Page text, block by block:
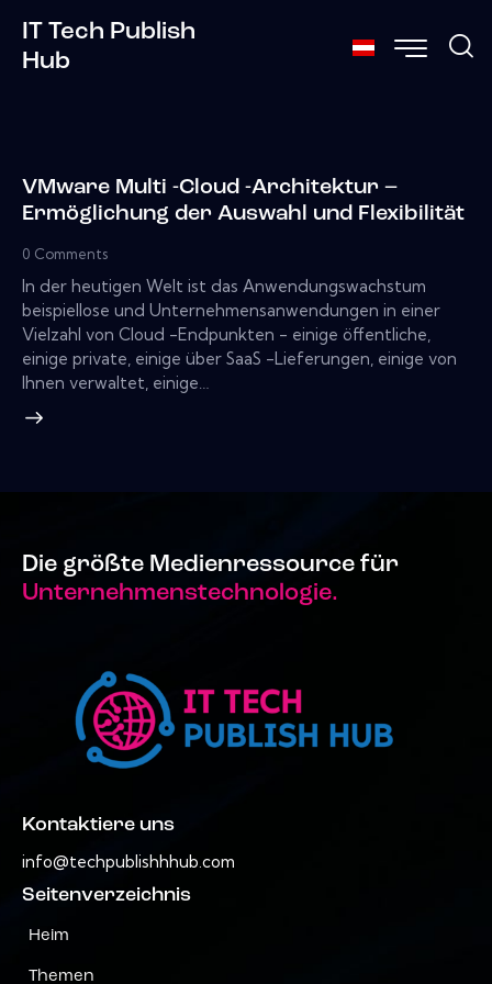
IT Tech Publish
Hub
VMware Multi -Cloud -Architektur –
Ermöglichung der Auswahl und Flexibilität
0 Comments
In der heutigen Welt ist das Anwendungswachstum
beispiellose und Unternehmensanwendungen in einer
Vielzahl von Cloud -Endpunkten - einige öffentliche,
einige private, einige über SaaS -Lieferungen, einige von
Ihnen verwaltet, einige…
Die größte Medienressource für
Unternehmenstechnologie.
Kontaktiere uns
info@techpublishhhub.com
Seitenverzeichnis
Heim
Themen